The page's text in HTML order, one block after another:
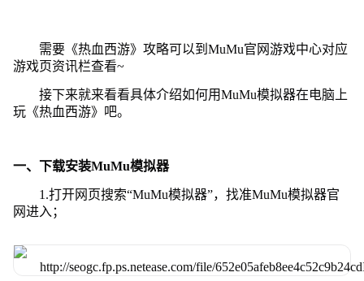
需要《热血西游》攻略可以到MuMu官网游戏中心对应
游戏页资讯栏查看~
接下来就来看看具体介绍如何用MuMu模拟器在电脑上
玩《热血西游》吧。
一、下载安装MuMu模拟器
1.打开网页搜索“MuMu模拟器”，找准MuMu模拟器官
网进入；